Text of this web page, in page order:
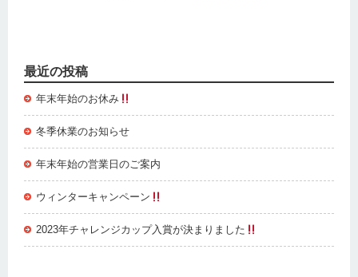
最近の投稿
年末年始のお休み
冬季休業のお知らせ
年末年始の営業日のご案内
ウィンターキャンペーン
2023年チャレンジカップ入賞が決まりました